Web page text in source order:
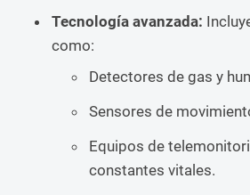
Tecnología avanzada:
como:
Detectores de gas y
Sensores de
Equipos de
constantes vitales.